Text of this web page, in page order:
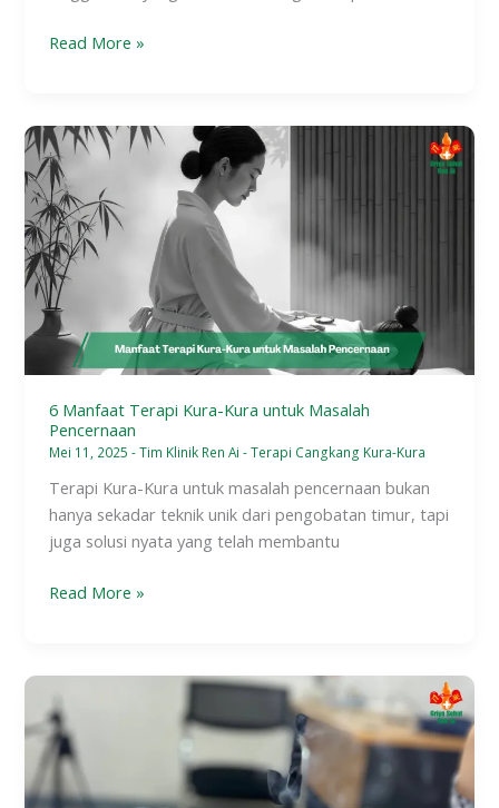
Read More »
6 Manfaat Terapi Kura-Kura untuk Masalah
Pencernaan
Mei 11, 2025-Tim Klinik Ren Ai-Terapi Cangkang Kura-Kura
Terapi Kura-Kura untuk masalah pencernaan bukan
hanya sekadar teknik unik dari pengobatan timur, tapi
juga solusi nyata yang telah membantu
6
Manfaat
Terapi
Kura-
Kura
untuk
Masalah
Pencernaan
Read More »
Manfaat
Terapi
Cangkang
Kura-